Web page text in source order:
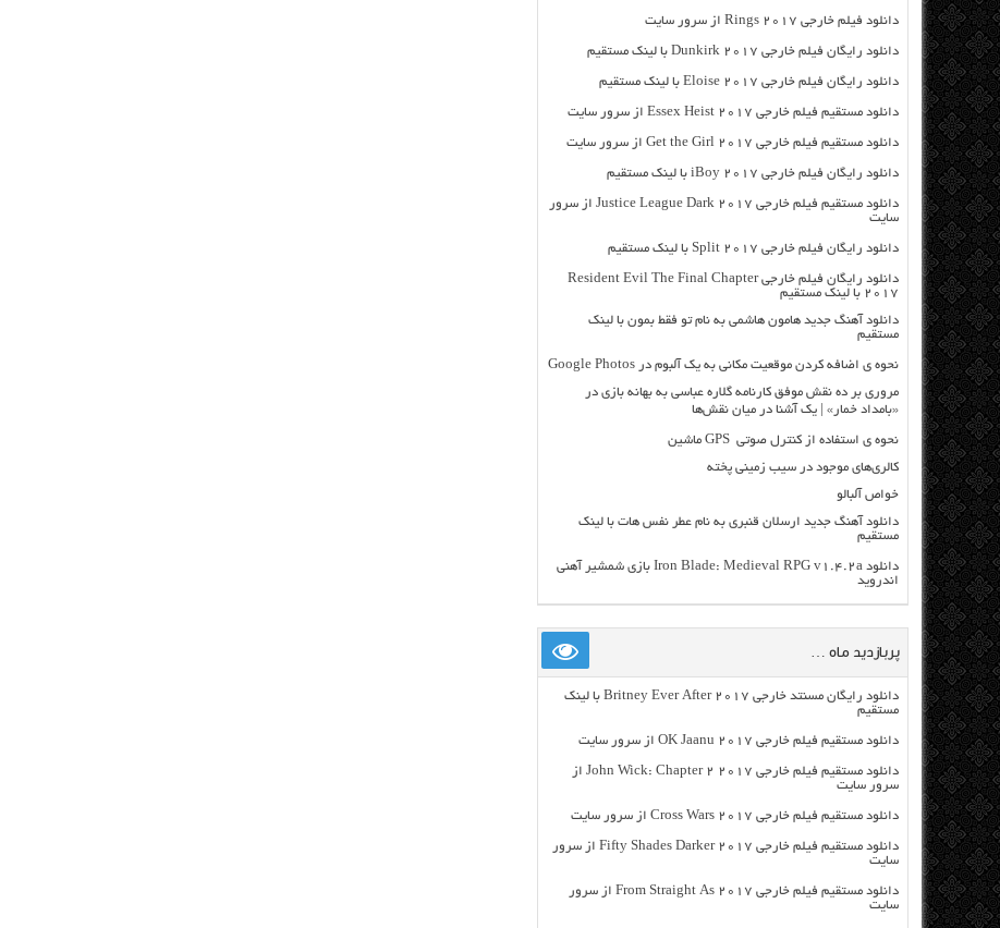
دانلود فیلم خارجی Rings 2017 از سرور سایت
دانلود رایگان فیلم خارجی Dunkirk 2017 با لینک مستقیم
دانلود رایگان فیلم خارجی Eloise 2017 با لینک مستقیم
دانلود مستقیم فیلم خارجی Essex Heist 2017 از سرور سایت
دانلود مستقیم فیلم خارجی Get the Girl 2017 از سرور سایت
دانلود رایگان فیلم خارجی iBoy 2017 با لینک مستقیم
دانلود مستقیم فیلم خارجی Justice League Dark 2017 از سرور
سایت
دانلود رایگان فیلم خارجی Split 2017 با لینک مستقیم
دانلود رایگان فیلم خارجی Resident Evil The Final Chapter
2017 با لینک مستقیم
دانلود آهنگ جدید هامون هاشمی به نام تو فقط بمون با لینک
مستقیم
نحوه ی اضافه کردن موقعیت مکانی به یک آلبوم در Google Photos
مروری بر ده نقش موفق کارنامه گلاره عباسی به بهانه بازی در
«بامداد خمار» | یک آشنا در میان نقش‌ها
نحوه ی استفاده از کنترل صوتی GPS ماشین
کالری‌های موجود در سیب زمینی پخته
خواص آلبالو
دانلود آهنگ جدید ارسلان قنبری به نام عطر نفس هات با لینک
مستقیم
دانلود Iron Blade: Medieval RPG v1.4.2a بازی شمشیر آهنی
اندروید
پربازدید ماه …
دانلود رایگان مسنتد خارجی Britney Ever After 2017 با لینک
مستقیم
دانلود مستقیم فیلم خارجی OK Jaanu 2017 از سرور سایت
دانلود مستقیم فیلم خارجی John Wick: Chapter 2 2017 از
سرور سایت
دانلود مستقیم فیلم خارجی Cross Wars 2017 از سرور سایت
دانلود مستقیم فیلم خارجی Fifty Shades Darker 2017 از سرور
سایت
دانلود مستقیم فیلم خارجی From Straight As 2017 از سرور
سایت